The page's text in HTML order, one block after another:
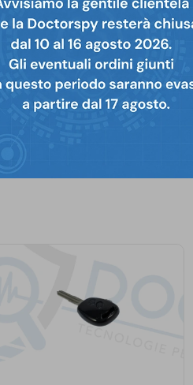
player
.
è un file